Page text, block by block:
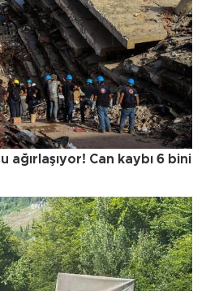
ağırlaşıyor! Can kaybı 6 bini